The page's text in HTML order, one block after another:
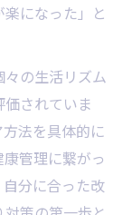
になった」と
の生活リズム
されていま
法を具体的に
管理に繋がっ
分に合った改